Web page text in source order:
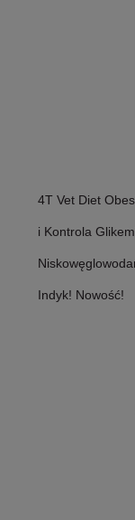
4T Vet Diet
i Kontrola
Indyk! Nowość!